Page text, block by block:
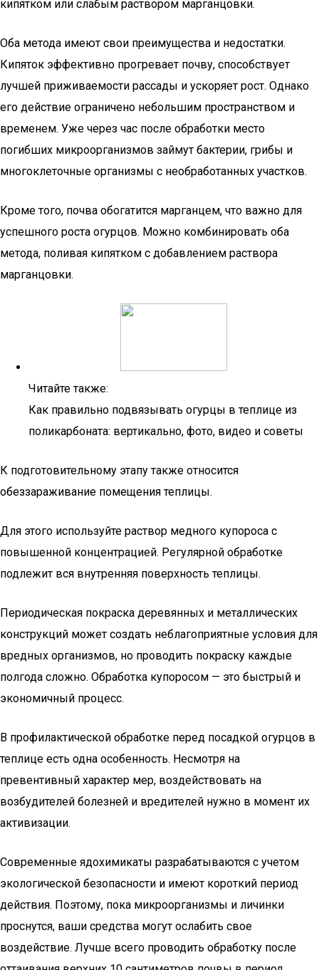
кипятком или слабым раствором марганцовки.
Оба метода имеют свои преимущества и недостатки.
Кипяток эффективно прогревает почву, способствует
лучшей приживаемости рассады и ускоряет рост. Однако
его действие ограничено небольшим пространством и
временем. Уже через час после обработки место
погибших микроорганизмов займут бактерии, грибы и
многоклеточные организмы с необработанных участков.
Кроме того, почва обогатится марганцем, что важно для
успешного роста огурцов. Можно комбинировать оба
метода, поливая кипятком с добавлением раствора
марганцовки.
Читайте также:
Как правильно подвязывать огурцы в теплице из
поликарбоната: вертикально, фото, видео и советы
К подготовительному этапу также относится
обеззараживание помещения теплицы.
Для этого используйте раствор медного купороса с
повышенной концентрацией. Регулярной обработке
подлежит вся внутренняя поверхность теплицы.
Периодическая покраска деревянных и металлических
конструкций может создать неблагоприятные условия для
вредных организмов, но проводить покраску каждые
полгода сложно. Обработка купоросом — это быстрый и
экономичный процесс.
В профилактической обработке перед посадкой огурцов в
теплице есть одна особенность. Несмотря на
превентивный характер мер, воздействовать на
возбудителей болезней и вредителей нужно в момент их
активизации.
Современные ядохимикаты разрабатываются с учетом
экологической безопасности и имеют короткий период
действия. Поэтому, пока микроорганизмы и личинки
проснутся, ваши средства могут ослабить свое
воздействие. Лучше всего проводить обработку после